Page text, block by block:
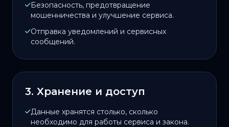
Безопасность, предотвращение
мошенничества и улучшение сервиса.
Отправка уведомлений и сервисных
сообщений.
3. Хранение и доступ
Данные хранятся столько, сколько
необходимо для работы сервиса и закона.